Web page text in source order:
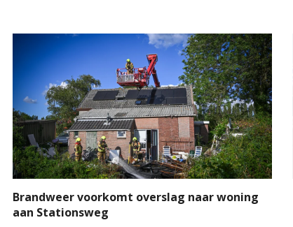
Brandweer voorkomt overslag naar woning
aan Stationsweg